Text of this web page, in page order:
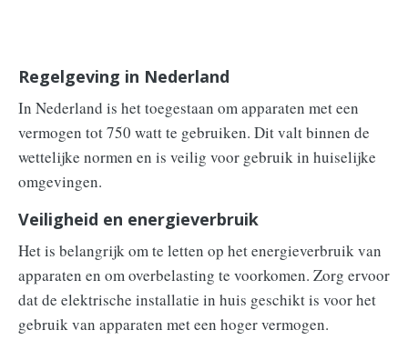
Regelgeving in Nederland
In Nederland is het toegestaan om apparaten met een
vermogen tot 750 watt te gebruiken. Dit valt binnen de
wettelijke normen en is veilig voor gebruik in huiselijke
omgevingen.
Veiligheid en energieverbruik
Het is belangrijk om te letten op het energieverbruik van
apparaten en om overbelasting te voorkomen. Zorg ervoor
dat de elektrische installatie in huis geschikt is voor het
gebruik van apparaten met een hoger vermogen.